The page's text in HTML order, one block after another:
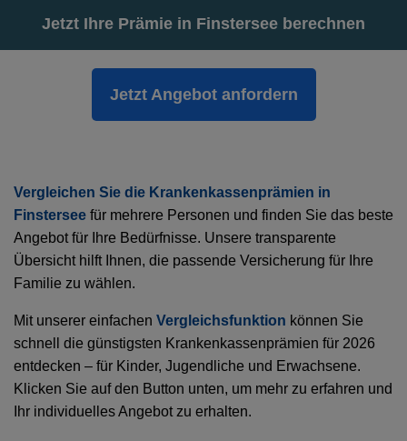
Jetzt Ihre Prämie in Finstersee berechnen
Jetzt Angebot anfordern
Vergleichen Sie die Krankenkassenprämien in
Finstersee für mehrere Personen und finden Sie das beste
Angebot für Ihre Bedürfnisse. Unsere transparente
Übersicht hilft Ihnen, die passende Versicherung für Ihre
Familie zu wählen.
Mit unserer einfachen Vergleichsfunktion können Sie
schnell die günstigsten Krankenkassenprämien für 2026
entdecken – für Kinder, Jugendliche und Erwachsene.
Klicken Sie auf den Button unten, um mehr zu erfahren und
Ihr individuelles Angebot zu erhalten.